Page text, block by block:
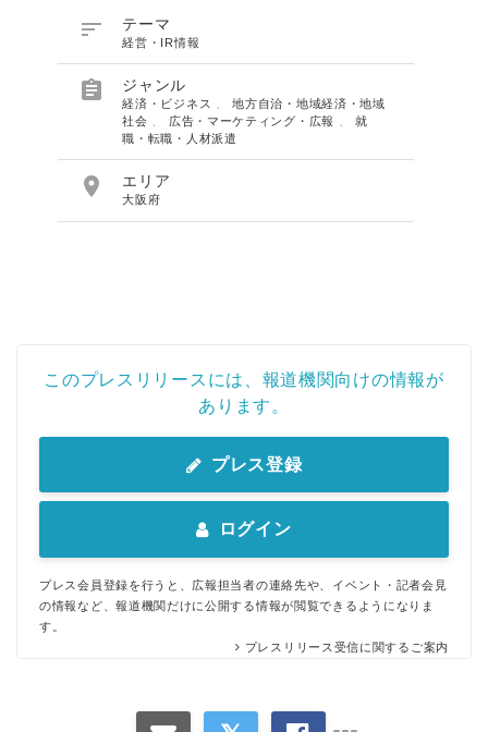
 テーマ
経営・IR情報
 ジャンル
経済・ビジネス 、地方自治・地域経済・地域
社会
広告・マーケティング・広報 、就
職・転職・人材派遣
 エリア
大阪府
このプレスリリースには、報道機関向けの情報が
あります。
プレス登録
ログイン
プレス会員登録を行うと、広報担当者の連絡先や、イベント・記者会見
の情報など、報道機関だけに公開する情報が閲覧できるようになりま
す。
プレスリリース受信に関するご案内